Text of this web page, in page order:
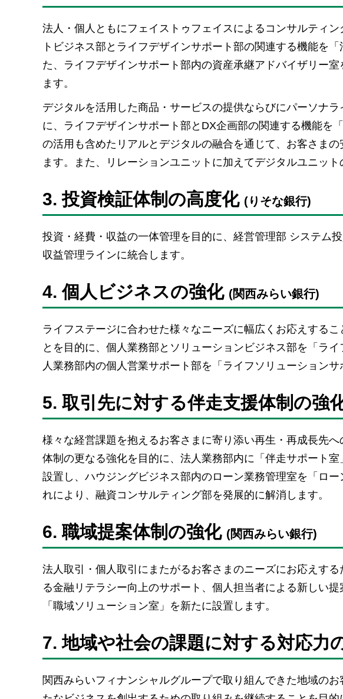
法人・個人ともにフェイストゥフェイスによるコンサルティ
トビジネス部とライフデザインサポート部の関連する機能を
た、ライフデザインサポート部内の資産承継アドバイザリー
ます。
デジタルを活用した商品・サービスの提供ならびにパーソナ
に、ライフデザインサポート部とDX企画部の関連する機能を
の活用も含めたリアルとデジタルの融合を通じて、お客さま
ます。また、リレーションユニットに加えてデジタルユニット
3. 投資検証体制の高度化 (りそな銀行)
投資・経費・収益の一体管理を目的に、経営管理部 システム
収益管理ラインに統合します。
4. 個人ビジネスの強化 (関西みらい銀行)
ライフステージに合わせた様々なニーズに幅広くお応えする
とを目的に、個人業務部とソリューションビジネス部を「ラ
人業務部内の個人営業サポート部を「ライフソリューションサ
5. 取引先に対する伴走支援体制の強
様々な経営課題を抱えるお客さまに寄り添い再生・再成長先
体制の更なる強化を目的に、法人業務部内に「伴走サポート
設置し、ハウジングビジネス部内のローン業務管理室を「ロ
れにより、融資コンサルティング部を発展的に解消します。
6. 職域提案体制の強化 (関西みらい銀行)
法人取引・個人取引にまたがるお客さまのニーズにお応えす
る金融リテラシー向上のサポート、個人担当者による新しい
「職域ソリューション室」を新たに設置します。
7. 地域や社会の課題に対する対応力
関西みらいフィナンシャルグループで取り組んできた地域の